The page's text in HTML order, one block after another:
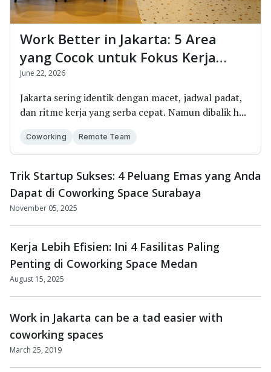
Work Better in Jakarta: 5 Area
yang Cocok untuk Fokus Kerja
Sekaligus Recharge Energy
June 22, 2026
Jakarta sering identik dengan macet, jadwal padat,
dan ritme kerja yang serba cepat. Namun dibalik h...
Coworking Remote Team
Trik Startup Sukses: 4 Peluang Emas yang Anda
Dapat di Coworking Space Surabaya
November 05, 2025
Kerja Lebih Efisien: Ini 4 Fasilitas Paling
Penting di Coworking Space Medan
August 15, 2025
Work in Jakarta can be a tad easier with
coworking spaces
March 25, 2019